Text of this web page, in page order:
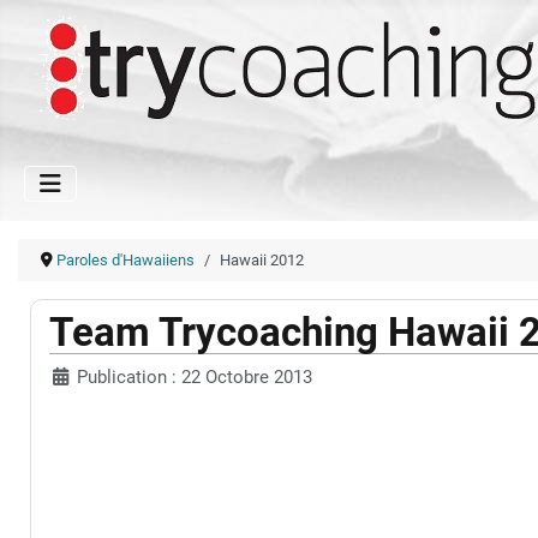
Paroles d'Hawaiiens Hawaii 2012
Team Trycoaching Hawaii
Publication : 22 Octobre 2013